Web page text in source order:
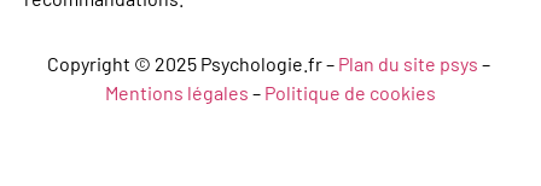
Copyright © 2025 Psychologie.fr – Plan du site psys –
Mentions légales – Politique de cookies